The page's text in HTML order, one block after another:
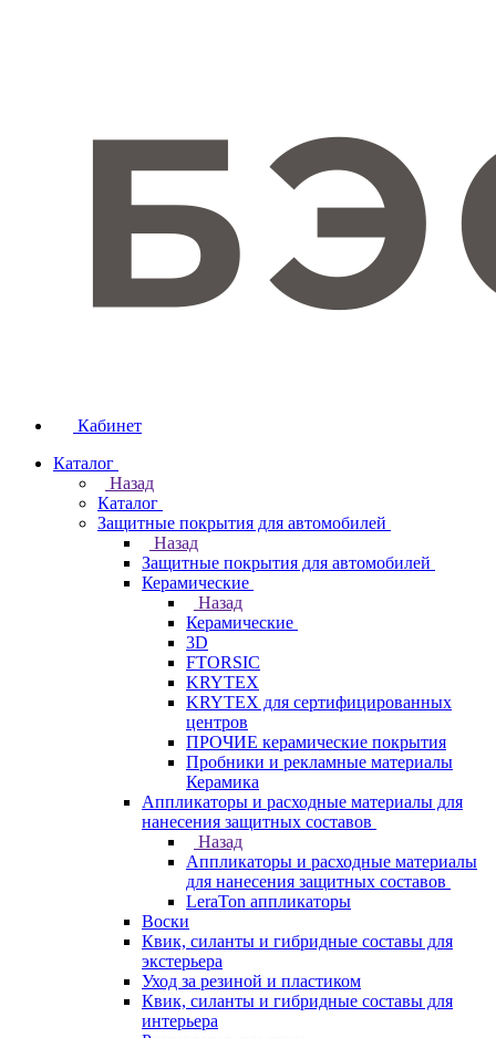
Кабинет
Каталог
Назад
Каталог
Защитные покрытия для автомобилей
Назад
Защитные покрытия для автомобилей
Керамические
Назад
Керамические
3D
FTORSIC
KRYTEX
KRYTEX для сертифицированных
центров
ПРОЧИЕ керамические покрытия
Пробники и рекламные материалы
Керамика
Аппликаторы и расходные материалы для
нанесения защитных составов
Назад
Аппликаторы и расходные материалы
для нанесения защитных составов
LeraTon аппликаторы
Воски
Квик, силанты и гибридные составы для
экстерьера
Уход за резиной и пластиком
Квик, силанты и гибридные составы для
интерьера